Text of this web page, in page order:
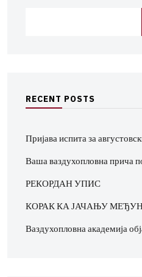
RECENT POSTS
Пријава испита за
Ваша ваздухопловна прича
РЕКОРДАН УПИС
КОРАК КА ЈАЧАЊУ
Ваздухопловна академија